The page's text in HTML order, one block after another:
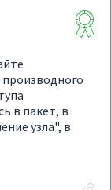
в пакет, в
узла", в